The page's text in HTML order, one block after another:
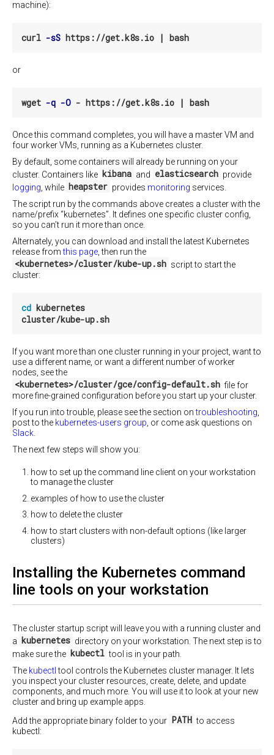
生
期
Pod
到
点
用
Downward
API
传
递
Pod
的
属
性
Downward
API
持
久
南
Bootstrapping
Pet
Sets
行
在
运
基
于
CenturyLink
运
Kubernetes
自
定
环
境
上
运
自
搭
建
一
个
新
的
群
云
务
器
AWS/GCE
上
CoreOS
上
的
Ubuntu
Rackspace
的
CoreOS
虚
拟
基
Vagrant
的
CoreOS
Cloudstack
VMware
vSphere
VMware
Photon
Controller
Juju
物
机
离
于
Ansible
配
Fedora
Fedora
(单
点)
便
多
节
点
集
群
创
建
大
型
集
在
多
个
区
域
高
可
群
集
管
理
管
理
指
南
machine):
curl -sS
or
wget -q -O
Once this command completes, you will have a master VM and
four worker VMs, running as a Kubernetes cluster.
By default, some containers will already be running on your
cluster. Containers like kibana and elasticsearch provide
logging , while heapster provides monitoring services.
The script run by the commands above creates a cluster with the
name/prefix “kubernetes”. It defines one specific cluster config,
so you can’t run it more than once.
Alternately, you can download and install the latest Kubernetes
release fromthis page , then run the
<kubernetes>/cluster/kube-up.sh script to start the
cluster:
cd kubernetes
If you want more than one cluster running in your project, want to
use a different name, or want a different number of worker
nodes, see the
<kubernetes>/cluster/gce/config-default.sh file for
more fine-grained configuration before you start up your cluster.
If you run into trouble, please see the section ontroubleshooting
post to the kubernetes-users group , or come ask questions on
Slack
The next few steps will show you:
how to set up the command line client on your workstation
to manage the cluster
examples of how to use the cluster
how to delete the cluster
how to start clusters with non-default options (like larger
clusters)
Installing the Kubernetes command
line tools on your workstation
The cluster startup script will leave you with a running cluster and
a kubernetes directory on your workstation. The next step is to
make sure the kubectl tool is in your path.
The kubectltool controls the Kubernetes cluster manager. It lets
you inspect your cluster resources, create, delete, and update
components, and much more. You will use it to look at your new
cluster and bring up example apps.
Add the appropriate binary folder to your PATH to access
kubectl: